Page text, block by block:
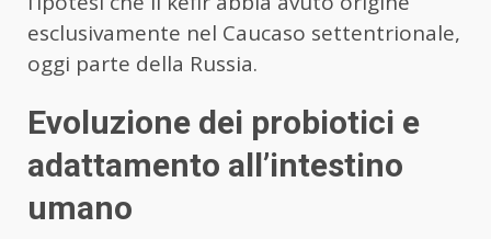
esclusivamente nel Caucaso settentrionale,
oggi parte della Russia.
Evoluzione dei probiotici e
adattamento all’intestino
umano